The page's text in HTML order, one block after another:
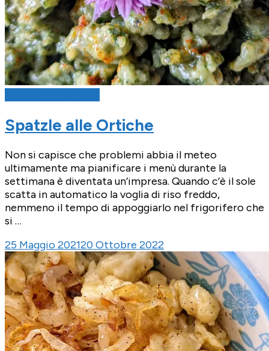
Spatzle alle Ortiche
Non si capisce che problemi abbia il meteo
ultimamente ma pianificare i menù durante la
settimana è diventata un’impresa. Quando c’è il sole
scatta in automatico la voglia di riso freddo,
nemmeno il tempo di appoggiarlo nel frigorifero che
si …
25 Maggio 202120 Ottobre 2022